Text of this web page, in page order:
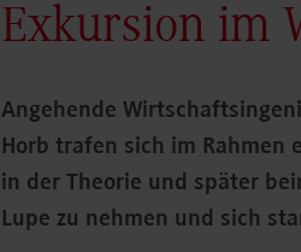
Exkursion im
Angehende
Horb trafen sich im Rahmen
in der Theorie und später
Lupe zu nehmen und sich